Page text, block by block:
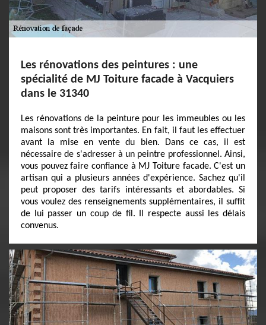
Les rénovations des peintures : une
spécialité de MJ Toiture facade à Vacquiers
dans le 31340
Les rénovations de la peinture pour les immeubles ou les
maisons sont très importantes. En fait, il faut les effectuer
avant la mise en vente du bien. Dans ce cas, il est
nécessaire de s'adresser à un peintre professionnel. Ainsi,
vous pouvez faire confiance à MJ Toiture facade. C'est un
artisan qui a plusieurs années d'expérience. Sachez qu'il
peut proposer des tarifs intéressants et abordables. Si
vous voulez des renseignements supplémentaires, il suffit
de lui passer un coup de fil. Il respecte aussi les délais
convenus.